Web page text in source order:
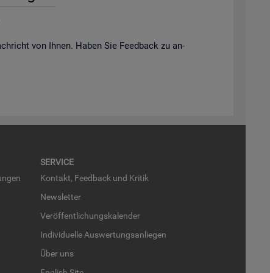
von Ihnen. Haben Sie Feed­back zu an­
SER­VICE
Kon­takt, Feed­back und Kri­tik
News­let­ter
Ver­öf­fent­li­chungs­ka­len­der
In­di­vi­du­el­le Aus­wer­tungs­an­lie­gen
Über uns